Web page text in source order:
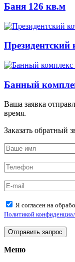
Баня 126 кв.м
Президентский
Банный
Ваша заявка
время.
Заказать обратный
Я согласен на
Политикой
Меню